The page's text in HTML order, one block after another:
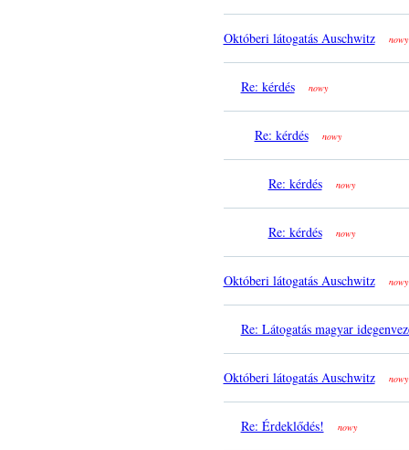
Októberi látogatás Auschwitz nowy
Re: kérdés nowy
Re: kérdés nowy
Re: kérdés nowy
Re: kérdés nowy
Októberi látogatás Auschwitz nowy
Re: Látogatás magyar
Októberi látogatás Auschwitz nowy
Re: Érdeklődés! nowy